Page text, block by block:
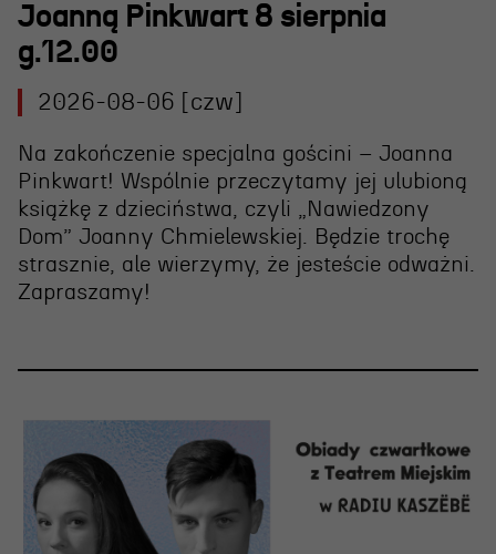
Joanną Pinkwart 8 sierpnia
g.12.00
2026-08-06 [czw]
Na zakończenie specjalna gościni – Joanna
Pinkwart! Wspólnie przeczytamy jej ulubioną
książkę z dzieciństwa, czyli „Nawiedzony
Dom” Joanny Chmielewskiej. Będzie trochę
strasznie, ale wierzymy, że jesteście odważni.
Zapraszamy!